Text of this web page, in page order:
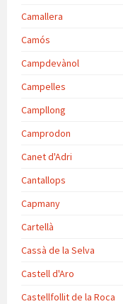
Camallera
Camós
Campdevànol
Campelles
Campllong
Camprodon
Canet d'Adri
Cantallops
Capmany
Cartellà
Cassà de la Selva
Castell d'Aro
Castellfollit de la Roca